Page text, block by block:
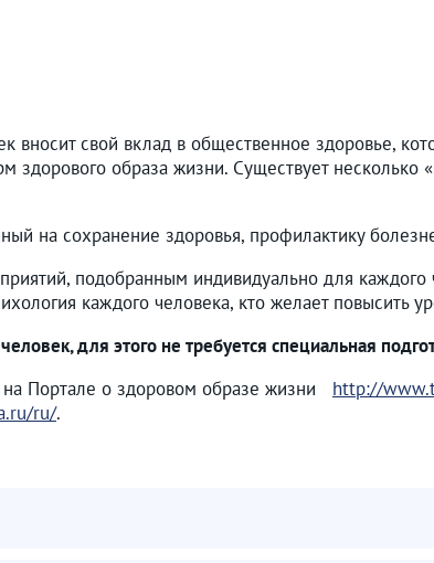
вносит свой вклад в общественное здоровье,
здорового образа жизни. Существует
на сохранение здоровья, профилактику
подобранным индивидуально для
каждого человека, кто желает повысить
для этого не требуется специальная
Портале о здоровом образе жизни http://
ru/.